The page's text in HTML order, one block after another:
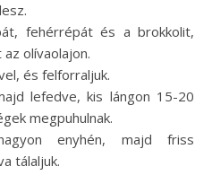
fehérrépát és a brokkolit,
olívaolajon.
és felforraljuk.
lefedve, kis lángon 15-20
megpuhulnak.
enyhén, majd friss
tálaljuk.